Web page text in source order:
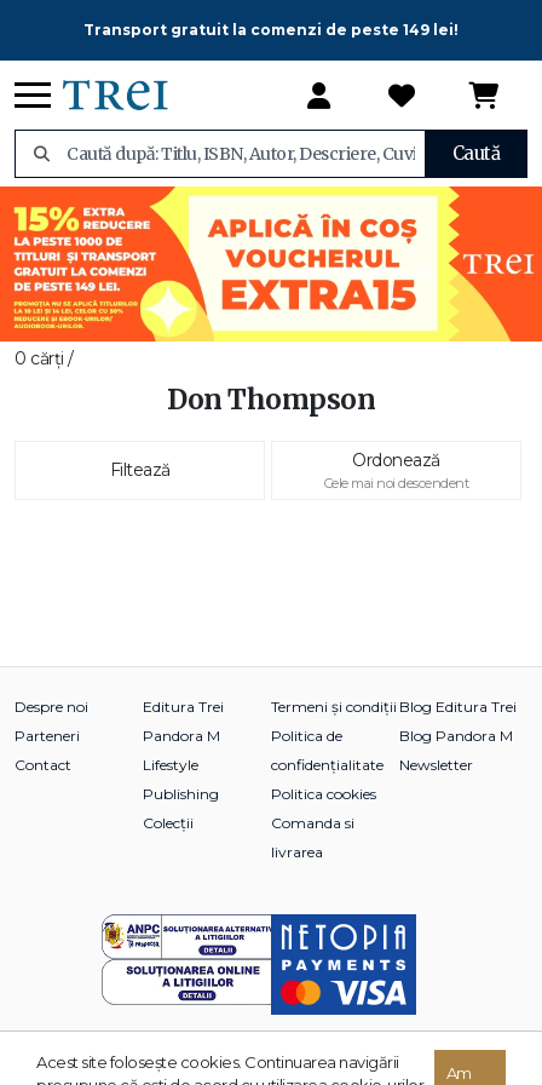
Transport gratuit la comenzi de peste 149 lei!
Caută
0 cărți /
Don Thompson
Filtează Ordonează
Cele mai noi descendent
Despre noi
Parteneri
Contact
Editura Trei
Pandora M
Lifestyle
Publishing
Colecții
Termeni și condiții
Politica de
confidențialitate
Politica cookies
Comanda si
livrarea
Blog Editura Trei
Blog Pandora M
Newsletter
© 2026 Grupul Editorial TREI. Toate drepturile rezervate.
Acest site foloseşte cookies. Continuarea navigării
Am